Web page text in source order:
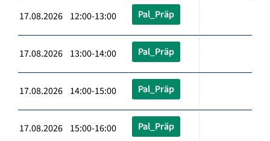
17.08.2026 12:00-13:00 Pal_Präp
17.08.2026 13:00-14:00 Pal_Präp
17.08.2026 14:00-15:00 Pal_Präp
17.08.2026 15:00-16:00 Pal_Präp